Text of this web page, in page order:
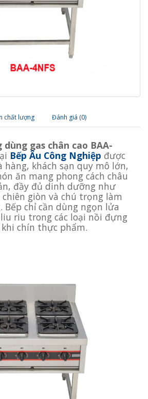
chất lượng Đánh giá (0)
dùng gas chân cao BAA-
Bếp Âu Công Nghiệp được
hàng, khách sạn quy mô lớn,
ăn mang phong cách châu
đầy đủ dinh dưỡng như
chiên giòn và chú trọng làm
Bếp chỉ cần dùng ngọn lửa
riu trong các loại nồi đựng
chín thực phẩm.